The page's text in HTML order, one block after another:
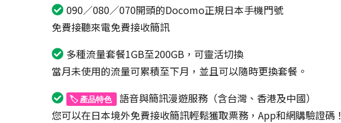
090／080／070開頭的Docomo正規日本手機門號
免費接聽來電免費接收簡訊
多種流量套餐1GB至200GB，可靈活切換
當月未使用的流量可累積至下月，並且可以隨時更換套餐。
🏷️ 產品特色
語音與簡訊漫遊服務（含台灣、香港及中國）
您可以在日本境外免費接收簡訊輕鬆獲取票務，App和網購驗證碼！